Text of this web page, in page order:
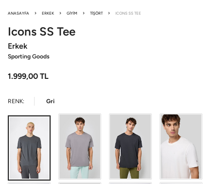
ANASAYFA ERKEK GIYIM TIŞÖRT ICONS SS TEE
Icons SS Tee
Erkek
Sporting Goods
1.999,00 TL
RENK: Gri